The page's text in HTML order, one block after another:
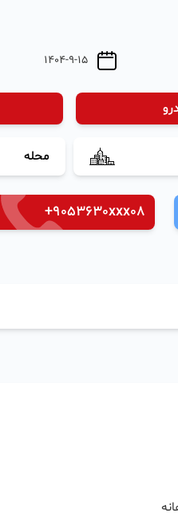
1404-9-15
محله
+9053630xxx08